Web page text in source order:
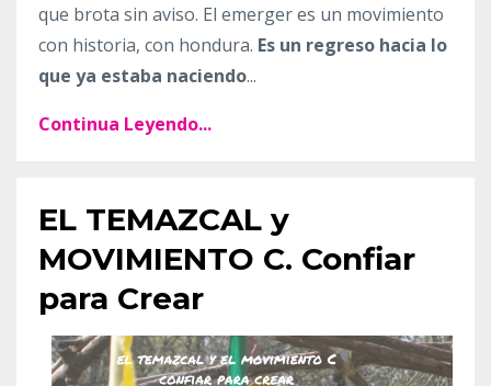
que brota sin aviso. El emerger es un movimiento
con historia, con hondura. Es un regreso hacia lo
que ya estaba naciendo...
Continua Leyendo...
EL TEMAZCAL y
MOVIMIENTO C. Confiar
para Crear